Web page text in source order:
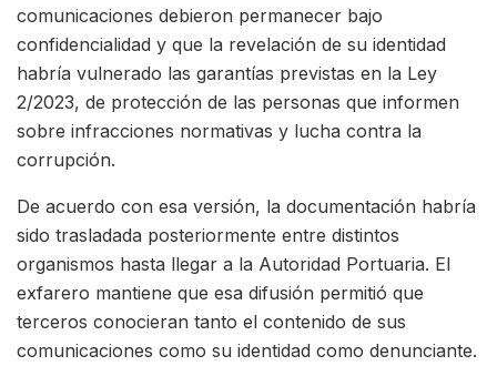
comunicaciones debieron permanecer bajo
confidencialidad y que la revelación de su identidad
habría vulnerado las garantías previstas en la Ley
2/2023, de protección de las personas que informen
sobre infracciones normativas y lucha contra la
corrupción.
De acuerdo con esa versión, la documentación habría
sido trasladada posteriormente entre distintos
organismos hasta llegar a la Autoridad Portuaria. El
exfarero mantiene que esa difusión permitió que
terceros conocieran tanto el contenido de sus
comunicaciones como su identidad como denunciante.